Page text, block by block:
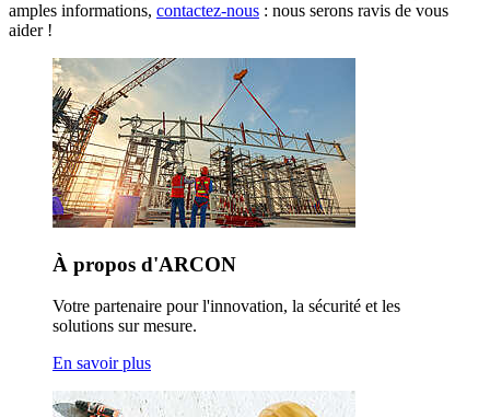
amples informations, contactez-nous : nous serons ravis de vous
aider !
À propos d'ARCON
Votre partenaire pour l'innovation, la sécurité et les
solutions sur mesure.
En savoir plus